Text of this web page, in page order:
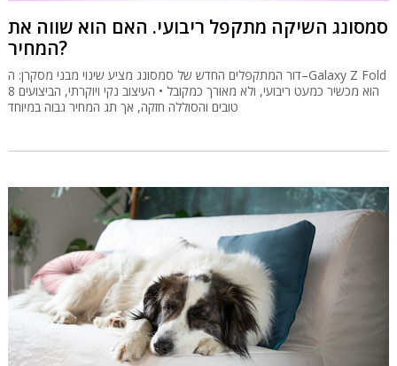
סמסונג השיקה מתקפל ריבועי. האם הוא שווה את
המחיר?
דור המתקפלים החדש של סמסונג מציע שינוי מבני מסקרן: ה–Galaxy Z Fold
8 הוא מכשיר כמעט ריבועי, ולא מאורך כמקובל • העיצוב נקי ויוקרתי, הביצועים
טובים והסוללה חזקה, אך תג המחיר גבוה במיוחד